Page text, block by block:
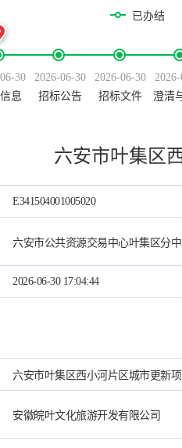
已办结
30
息
2026-06-30
招标公告
2026-06-30
招标文件
澄清
六安市叶集区
E341504001005020
六安市公共资源交易中心叶集区分
2026-06-30 17:04:44
六安市叶集区西小河片区城市更新
安徽皖叶文化旅游开发有限公司